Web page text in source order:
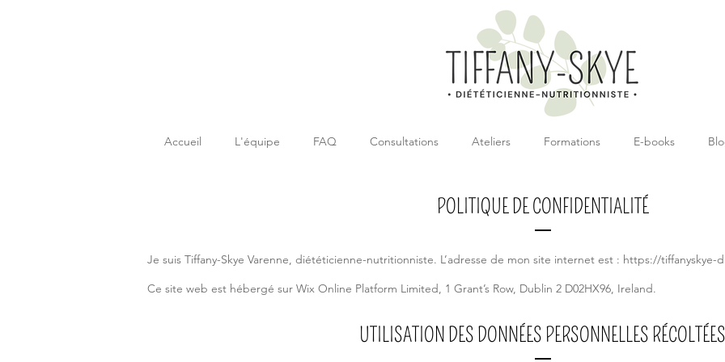
Accueil L'équipe FAQ Consultations Ateliers Formations E-books
POLITIQUE DE CONFIDENTIALITÉ
Je suis Tiffany-Skye Varenne, diététicienne-nutritionniste. L’adresse de mon site internet est : https://tiffanyskye-
Ce site web est hébergé sur Wix Online Platform Limited, 1 Grant’s Row, Dublin 2 D02HX96, Ireland.
UTILISATION DES DONNÉES PERSONNELLES RÉCOLTÉES